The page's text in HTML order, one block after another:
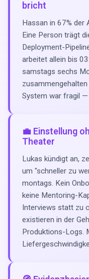
bricht
Hassan in 67% der
Eine Person trägt
Deployment-
arbeitet allein bis
samstags sechs
System war fragil —
💼 Einstellung
Theater
Lukas kündigt an,
um "schneller zu
montags. Kein
keine Mentoring-
Interviews statt zu
existieren in der
Produktions-Logs.